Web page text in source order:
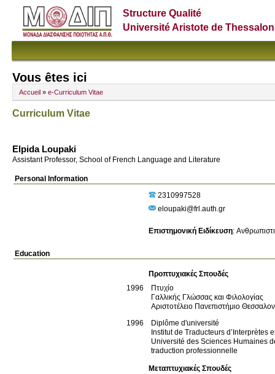
Structure Qualité
Université Aristote de
Vous êtes ici
Accueil » e-Curriculum Vitae
Curriculum Vitae
Elpida Loupaki
Assistant Professor, School of French Language and Literature
Personal Information
2310997528
eloupaki@frl.auth.gr
Επιστημονική Ειδίκευση:
Education
Προπτυχιακές Σπουδές
1996
Πτυχίο
Γαλλικής Γλώσσας και Φιλολογίας
Αριστοτέλειο Πανεπιστήμιο
1996
Diplôme d'université
Institut de Traducteurs d’Interprètes
Université des Sciences Humaines
traduction professionnelle
Μεταπτυχιακές Σπουδές